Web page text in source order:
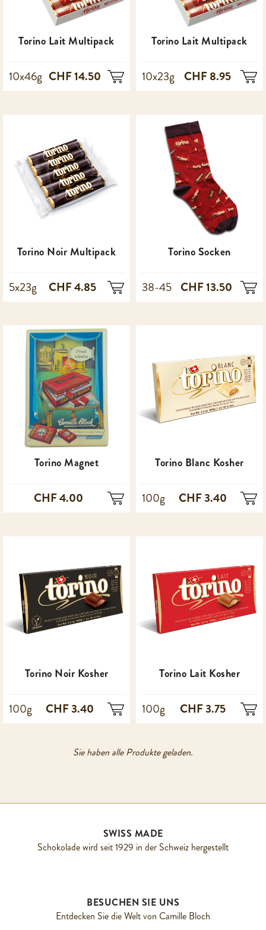
Torino Lait Multipack
10x46g CHF 14.50
Torino Lait Multipack
10x23g CHF 8.95
Torino Noir Multipack
5x23g CHF 4.85
Torino Socken
38-45 CHF 13.50
Torino Magnet
CHF 4.00
Torino Blanc Kosher
100g CHF 3.40
Torino Noir Kosher
100g CHF 3.40
Torino Lait Kosher
100g CHF 3.75
Sie haben alle Produkte geladen.
SWISS MADE
Schokolade wird seit 1929 in der Schweiz hergestellt
BESUCHEN SIE UNS
Entdecken Sie die Welt von Camille Bloch